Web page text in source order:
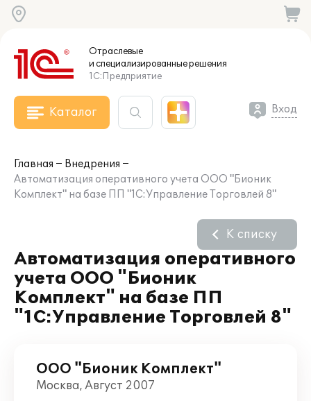
Отраслевые
и специализированныерешения
1С:Предприятие
Каталог Вход
Главная
Внедрения
Автоматизация оперативного учета ООО "Бионик
Комплект" на базе ПП "1С:Управление Торговлей 8"
Автоматизация оперативного
учета ООО "Бионик
Комплект" на базе ПП
"1С:Управление Торговлей 8"
К списку
ООО "Бионик Комплект"
Москва, Август 2007